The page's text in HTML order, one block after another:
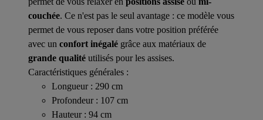
couchée. Ce n'est pas le seul avantage : ce modèle vous
permet de vous reposer dans votre position préférée
avec un confort inégalé grâce aux matériaux de
grande qualité utilisés pour les assises.
Caractéristiques générales :
Longueur : 290 cm
Profondeur : 107 cm
Hauteur : 94 cm